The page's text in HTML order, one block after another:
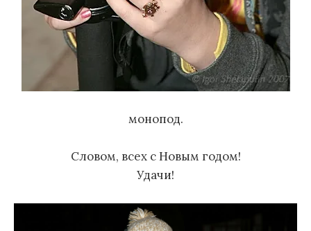
монопод.
Словом, всех с Новым годом!
Удачи!